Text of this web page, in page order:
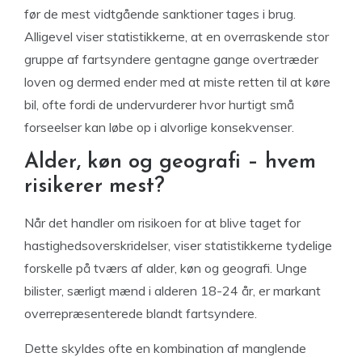
før de mest vidtgående sanktioner tages i brug.
Alligevel viser statistikkerne, at en overraskende stor
gruppe af fartsyndere gentagne gange overtræder
loven og dermed ender med at miste retten til at køre
bil, ofte fordi de undervurderer hvor hurtigt små
forseelser kan løbe op i alvorlige konsekvenser.
Alder, køn og geografi – hvem
risikerer mest?
Når det handler om risikoen for at blive taget for
hastighedsoverskridelser, viser statistikkerne tydelige
forskelle på tværs af alder, køn og geografi. Unge
bilister, særligt mænd i alderen 18-24 år, er markant
overrepræsenterede blandt fartsyndere.
Dette skyldes ofte en kombination af manglende